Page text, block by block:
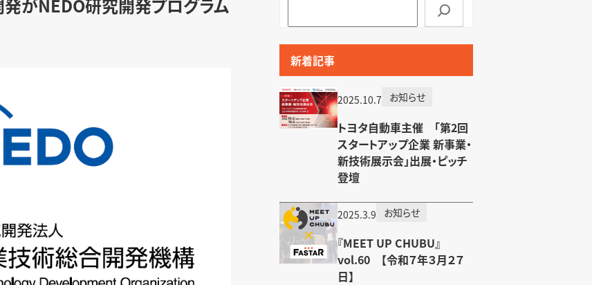
がNEDO研究開発プログラム
索
新着記事
2025.10.7 お知らせ
トヨタ自動車主催 「第2回
スタートアップ企業 新事業・
新技術展示会」出展・ピッチ
登壇
2025.3.9 お知らせ
『MEET UP CHUBU』
vol.60 【令和７年３月２７
日】